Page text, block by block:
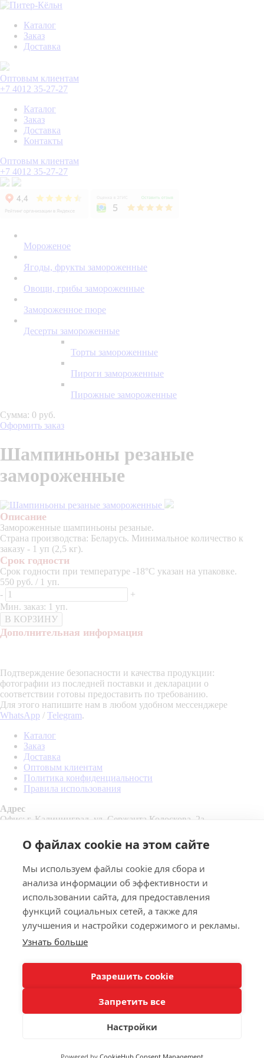
Каталог
Заказ
Доставка
Оптовым клиентам
+7 4012 35-27-27
Каталог
Заказ
Доставка
Контакты
Оптовым клиентам
+7 4012 35-27-27
Мороженое
Ягоды, фрукты замороженные
Овощи, грибы замороженные
Замороженное пюре
Десерты замороженные
Торты замороженные
Пироги замороженные
Пирожные замороженные
Сумма: 0 руб.
Оформить заказ
Шампиньоны резаные
замороженные
Описание
Замороженные шампиньоны резаные.
Страна производства: Беларусь. Минимальное количество к
заказу - 1 уп (2,5 кг).
Срок годности
Срок годности при температуре -18°C указан на упаковке.
550 руб. / 1 уп.
-
+
Мин. заказ: 1 уп.
В КОРЗИНУ
Дополнительная информация
Подтверждение безопасности и качества продукции:
фотографии из последней поставки и декларации о
соответствии готовы предоставить по требованию.
Для этого напишите нам в любом удобном мессенджере
WhatsApp / Telegram.
Каталог
Заказ
Доставка
Оптовым клиентам
Политика конфиденциальности
Правила использования
Адрес
Офис: г. Калининград, ул. Сержанта Колоскова, 2а
Контакты
Email:pk39@inbox.ru
Мессенджеры:
О файлах cookie на этом сайте
Мы используем файлы cookie для сбора и
анализа информации об эффективности и
использовании сайта, для предоставления
функций социальных сетей, а также для
улучшения и настройки содержимого и рекламы.
Узнать больше
Разрешить cookie
Запретить все
Настройки